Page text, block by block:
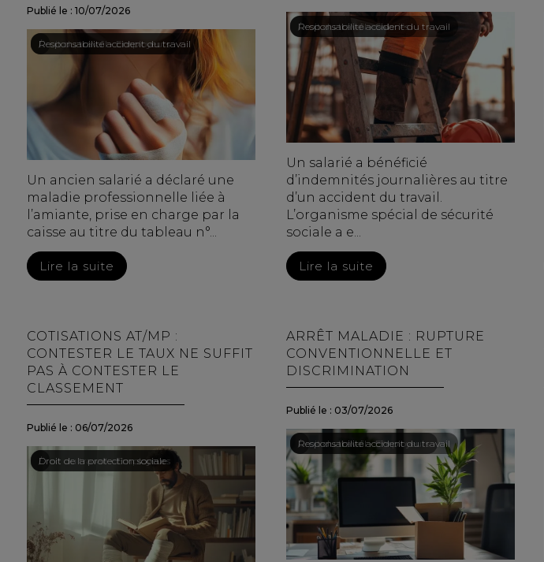
Publié le :10/07/2026
Droit du travail - Employeurs
/Responsabilité accident du travail
Un ancien salarié a déclaré une
maladie professionnelle liée à
l’amiante, prise en charge par la
caisse au titre du tableau n°...
Lire la suite
Droit du travail - Salariés
/Responsabilité accident du travail
Un salarié a bénéficié
d’indemnités journalières au titre
d’un accident du travail.
L’organisme spécial de sécurité
sociale a e...
Lire la suite
COTISATIONS AT/MP :
CONTESTER LE TAUX NE SUFFIT
PAS À CONTESTER LE
CLASSEMENT
Publié le : 06/07/2026
Droit du travail - Employeurs
/Droit de la protection sociale
ARRÊT MALADIE : RUPTURE
CONVENTIONNELLE ET
DISCRIMINATION
Publié le : 03/07/2026
Droit du travail - Employeurs
/Responsabilité accident du travail